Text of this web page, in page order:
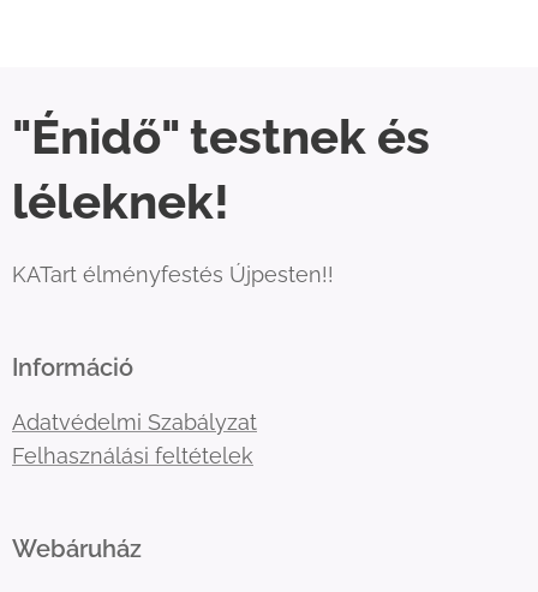
"Énidő" testnek és
léleknek!
KATart élményfestés Újpesten!!
Információ
Adatvédelmi Szabályzat
Felhasználási feltételek
Webáruház